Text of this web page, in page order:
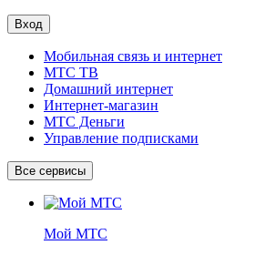
Вход
Мобильная связь и интернет
МТС ТВ
Домашний интернет
Интернет-магазин
МТС Деньги
Управление подписками
Все сервисы
Мой МТС